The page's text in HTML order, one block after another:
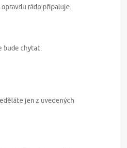
rádo připaluje.
bude chytat.
jen z uvedených